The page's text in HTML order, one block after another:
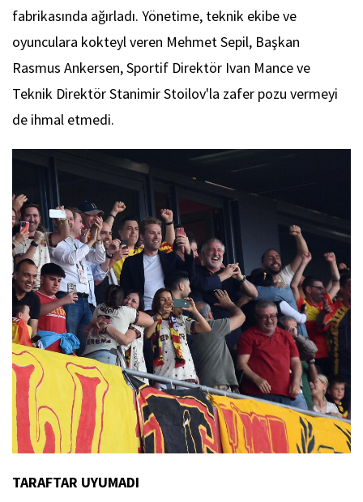
fabrikasında ağırladı. Yönetime, teknik ekibe ve
oyunculara kokteyl veren Mehmet Sepil, Başkan
Rasmus Ankersen, Sportif Direktör Ivan Mance ve
Teknik Direktör Stanimir Stoilov'la zafer pozu vermeyi
de ihmal etmedi.
TARAFTAR UYUMADI